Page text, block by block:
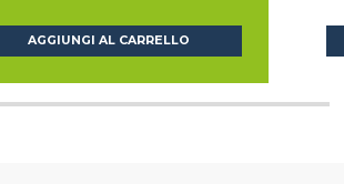
AGGIUNGI AL CARRELLO